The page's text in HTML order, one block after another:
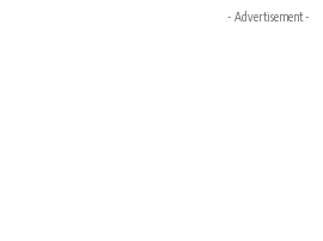
- Advertisement -